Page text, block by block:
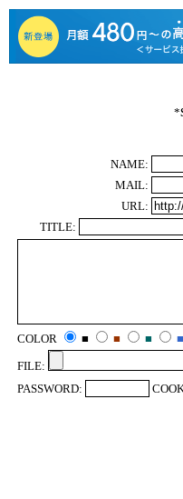
*
NAME:
MAIL:
URL:
TITLE:
COLOR ■ ■ ■
■
FILE:
PASSWORD: